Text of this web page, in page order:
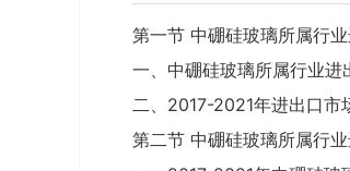
第一节 中硼硅玻璃所属行
一、中硼硅玻璃所属行业进
二、2017-2021年进出口市
第二节 中硼硅玻璃所属行